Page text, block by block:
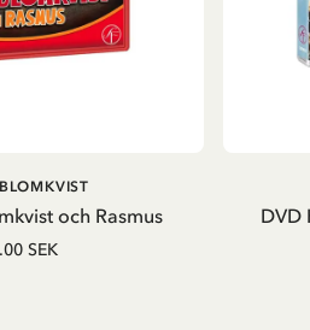
och Rasmus
SEK
DVD